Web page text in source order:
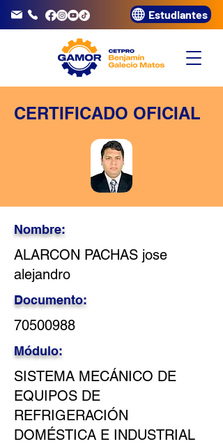
3320072 Estudiantes
CERTIFICADO OFICIAL
Nombre:
ALARCON PACHAS jose
alejandro
Documento:
70500988
Módulo:
SISTEMA MECÁNICO DE
EQUIPOS DE
REFRIGERACIÓN
DOMÉSTICA E INDUSTRIAL